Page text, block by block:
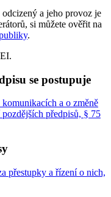
a jeho provoz je
si můžete ověřit na
.
se postupuje
a o změně
předpisů, § 75
přestupky a řízení o nich,